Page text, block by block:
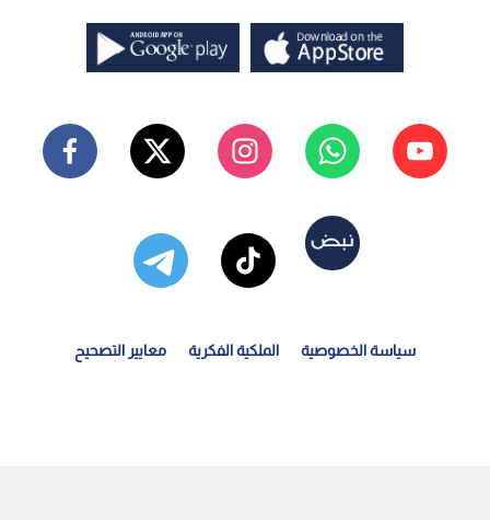
سياسة الخصوصية الملكية الفكرية معايير التصحيح